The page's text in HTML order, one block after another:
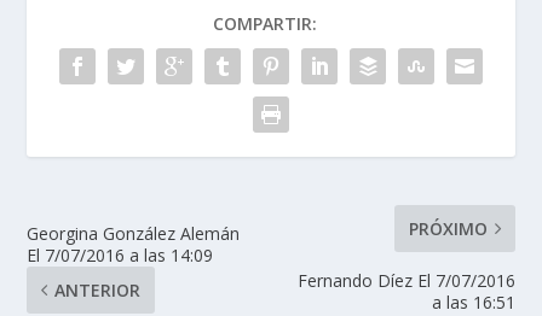
COMPARTIR:
Georgina González Alemán
El 7/07/2016 a las 14:09
ANTERIOR
PRÓXIMO
Fernando Díez El 7/07/2016
a las 16:51